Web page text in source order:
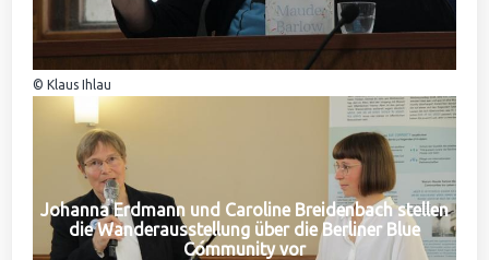
© Klaus Ihlau
Johanna Erdmann und Caroline Breidenbach stellen
die Wanderausstellung über die Berliner Blue
Community vor